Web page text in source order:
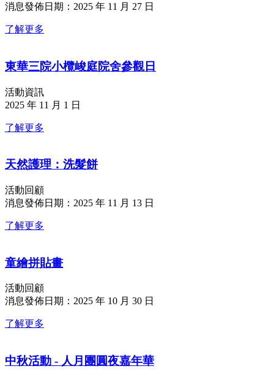
消息發佈日期：2025 年 11 月 27 日
了解更多
東華三院小欖峻庭院舍參觀日
活動資訊
2025 年 11 月 1 日
了解更多
天然護理：洗髮餅
活動回顧
消息發佈日期：2025 年 11 月 13 日
了解更多
童繪拼貼畫
活動回顧
消息發佈日期：2025 年 10 月 30 日
了解更多
中秋活動 - 人月團圓夜嘉年華